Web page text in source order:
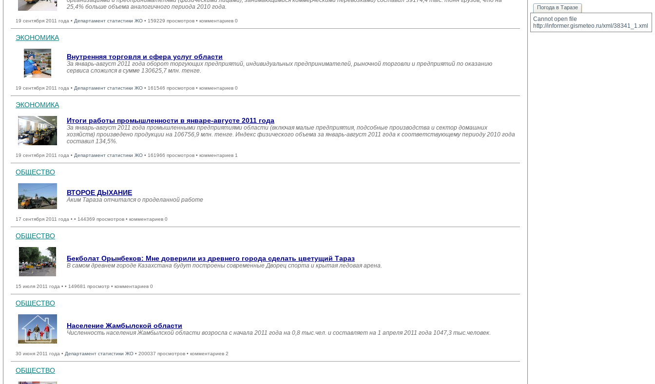
25,4% больше объема аналогичного периода 2010 года.
19 сентября 2011 года • Департамент статистики ЖО • 159229 просмотров • комментариев 0
ЭКОНОМИКА
Внутренняя торговля и сфера услуг области
За январь-август 2011 года оборот торгующих предприятий, индивидуальных предпринимателей, рыночной торговли и предприятий по оказанию
сервиса сложился в сумме 130625,7 млн. тенге.
19 сентября 2011 года • Департамент статистики ЖО • 161546 просмотров • комментариев 0
ЭКОНОМИКА
Итоги работы промышленности в январе-августе 2011 года
За январь-август 2011 года промышленными предприятиями области (включая малые предприятия, подсобные производства и сектор домашних
хозяйств) произведено продукции на 106756,9 млн. тенге. Индекс физического объема за январь-август 2011 года к соответствующему периоду 2010 года
составил 134,5%.
19 сентября 2011 года • Департамент статистики ЖО • 161966 просмотров • комментариев 1
ОБЩЕСТВО
ВТОРОЕ ДЫХАНИЕ
Аким Тараза отчитался о проделанной работе
17 сентября 2011 года • • 144369 просмотров • комментариев 0
ОБЩЕСТВО
Бекболат Орынбеков: Мне доверили из древнего города сделать цветущий Тараз
В самом древнем городе Казахстана будут построены современные Дворец спорта и крытая ледовая арена.
15 июля 2011 года • • 149681 просмотр • комментариев 0
ОБЩЕСТВО
Население Жамбылской области
Численность населения Жамбылской области возросла с начала 2011 года на 0,8 тыс.чел. и составляет на 1 апреля 2011 года 1047,3 тыс.человек.
30 июня 2011 года • Департамент статистики ЖО • 200037 просмотров • комментариев 2
ОБЩЕСТВО
Погода в Таразе
Cannot open file
http://informer.gismeteo.ru/xml/38341_1.xml